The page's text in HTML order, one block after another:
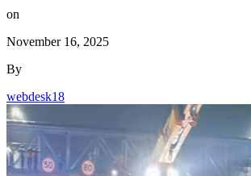
on
November 16, 2025
By
webdesk18